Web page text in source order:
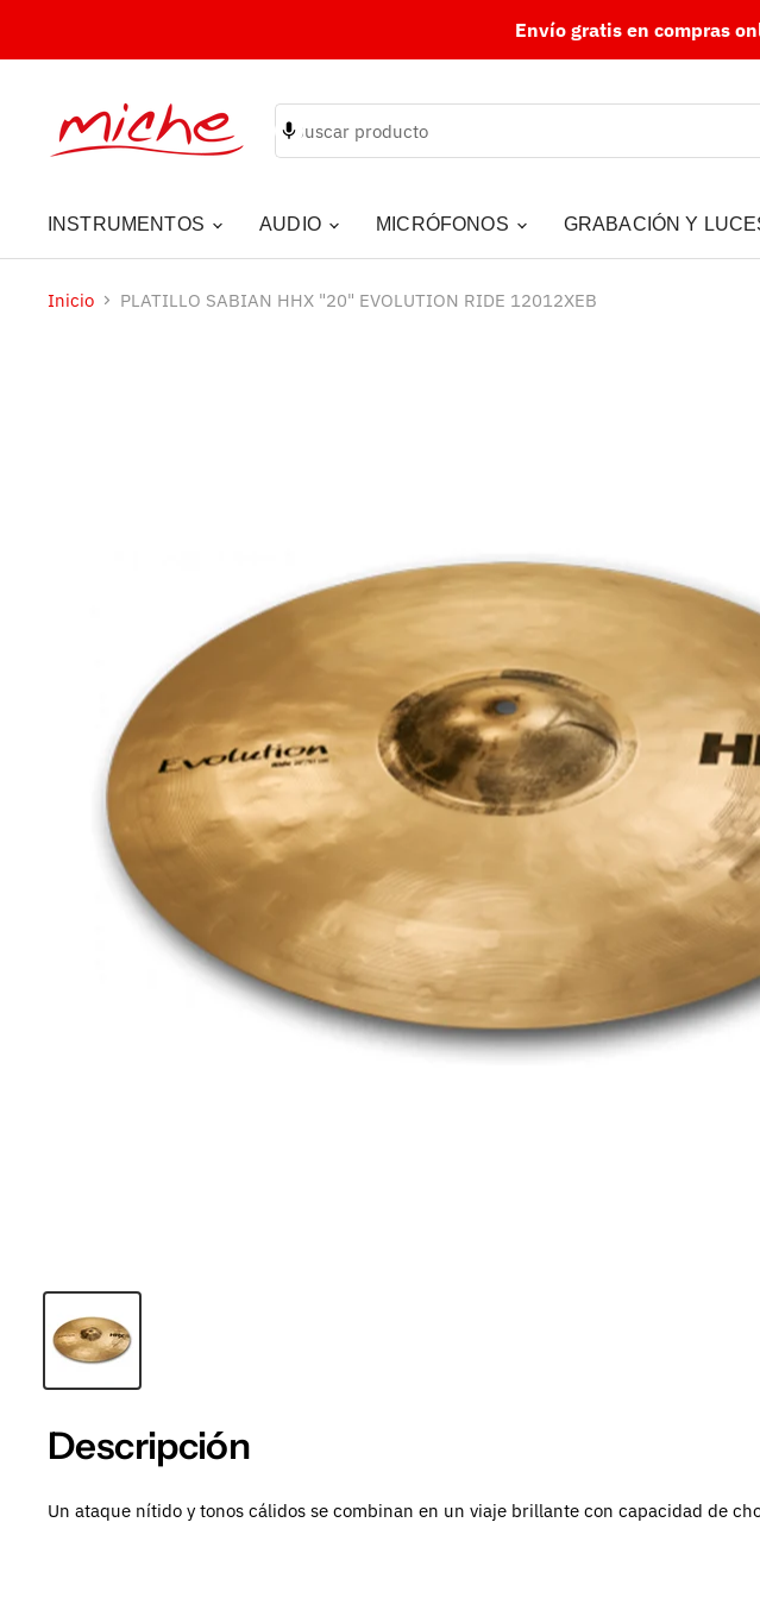
Envío gratis en compras
INSTRUMENTOS AUDIO MICRÓFONOS GRABACIÓN Y
Inicio PLATILLO SABIAN HHX "20" EVOLUTION RIDE 12012XEB
Descripción
Un ataque nítido y tonos cálidos se combinan en un viaje brillante con capacidad de